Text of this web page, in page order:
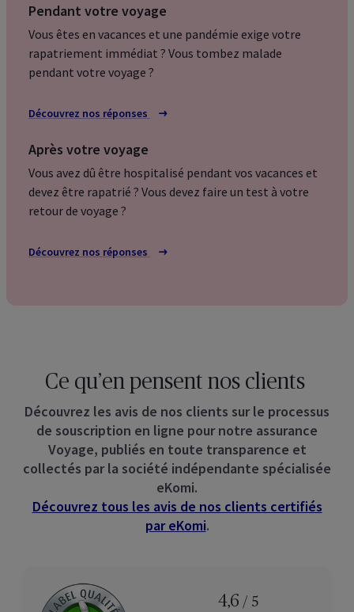
Pendant votre voyage
Vous êtes en vacances et une pandémie exige votre
rapatriement immédiat ? Vous tombez malade
pendant votre voyage ?
Découvrez nos réponses
Après votre voyage
Vous avez dû être hospitalisé pendant vos vacances et
devez être rapatrié ? Vous devez faire un test à votre
retour de voyage ?
Découvrez nos réponses
Ce qu’en pensent nos clients
Découvrez les avis de nos clients sur le processus
de souscription en ligne pour notre assurance
Voyage, publiés en toute transparence et
collectés par la société indépendante spécialisée
eKomi.
Découvrez tous les avis de nos clients certifiés
par eKomi.
4,6 / 5